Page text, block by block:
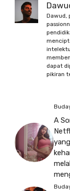
Dawud,
dapat
pikiran
A